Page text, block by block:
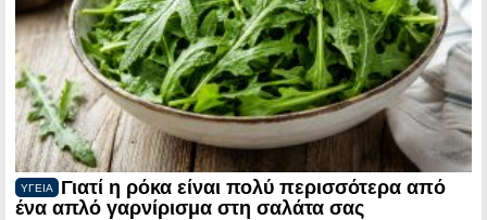
ΥΓΕΙΑ
Γιατί η ρόκα είναι πολύ περισσότερα από
ένα απλό γαρνίρισμα στη σαλάτα σας